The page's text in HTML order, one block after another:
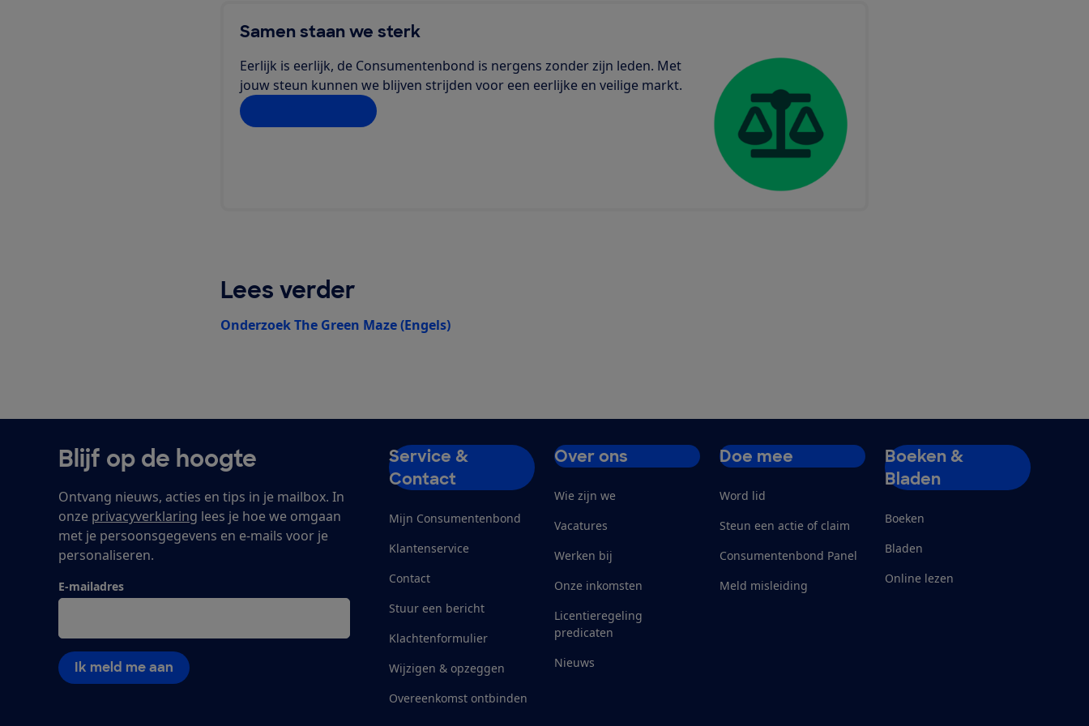
Samen staan we sterk
Eerlijk is eerlijk, de Consumentenbond is nergens zonder zijn leden. Met
jouw steun kunnen we blijven strijden voor een eerlijke en veilige markt.
Lees verder
Onderzoek The Green Maze (Engels)
Blijf op de hoogte
Ontvang nieuws, acties en tips in je mailbox. In
onze privacyverklaring lees je hoe we omgaan
met je persoonsgegevens en e-mails voor je
personaliseren.
E-mailadres
Ik meld me aan
Service &
Contact
Mijn Consumentenbond
Klantenservice
Contact
Stuur een bericht
Klachtenformulier
Wijzigen & opzeggen
Overeenkomst ontbinden
Over ons
Wie zijn we
Vacatures
Werken bij
Onze inkomsten
Licentieregeling
predicaten
Nieuws
Doe mee
Word lid
Steun een actie of claim
Consumentenbond Panel
Meld misleiding
Boeken &
Bladen
Boeken
Bladen
Online lezen